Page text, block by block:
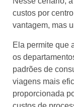
custos por
vantagem, mas
Ela permite que
os
padrões de
viagens mais
proporcionada